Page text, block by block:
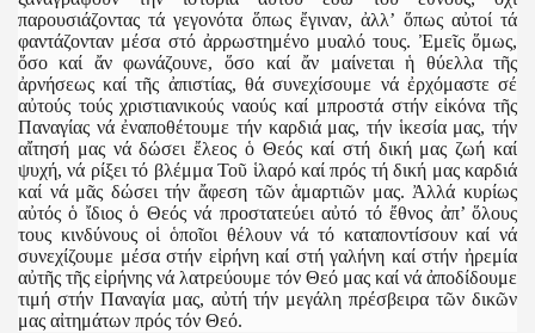
παρουσιάζοντας τά γεγονότα ὅπως ἔγιναν, ἀλλ’ ὅπως αὐτοί τά
φαντάζονταν μέσα στό ἀρρωστημένο μυαλό τους. Ἐμεῖς ὅμως,
ὅσο καί ἄν φωνάζουνε, ὅσο καί ἄν μαίνεται ἡ θύελλα τῆς
ἀρνήσεως καί τῆς ἀπιστίας, θά συνεχίσουμε νά ἐρχόμαστε σέ
αὐτούς τούς χριστιανικούς ναούς καί μπροστά στήν εἰκόνα τῆς
Παναγίας νά ἐναποθέτουμε τήν καρδιά μας, τήν ἱκεσία μας, τήν
αἴτησή μας νά δώσει ἔλεος ὁ Θεός καί στή δική μας ζωή καί
ψυχή, νά ρίξει τό βλέμμα Τοῦ ἱλαρό καί πρός τή δική μας καρδιά
καί νά μᾶς δώσει τήν ἄφεση τῶν ἁμαρτιῶν μας. Ἀλλά κυρίως
αὐτός ὁ ἴδιος ὁ Θεός νά προστατεύει αὐτό τό ἔθνος ἀπ’ ὅλους
τους κινδύνους οἱ ὁποῖοι θέλουν νά τό καταποντίσουν καί νά
συνεχίζουμε μέσα στήν εἰρήνη καί στή γαλήνη καί στήν ἠρεμία
αὐτῆς τῆς εἰρήνης νά λατρεύουμε τόν Θεό μας καί νά ἀποδίδουμε
τιμή στήν Παναγία μας, αὐτή τήν μεγάλη πρέσβειρα τῶν δικῶν
μας αἰτημάτων πρός τόν Θεό.